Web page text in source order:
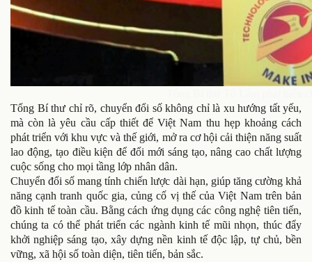
Tổng Bí thư chỉ rõ, chuyển đổi số không chỉ là xu hướng tất yếu,
mà còn là yêu cầu cấp thiết để Việt Nam thu hẹp khoảng cách
phát triển với khu vực và thế giới, mở ra cơ hội cải thiện năng suất
lao động, tạo điều kiện để đổi mới sáng tạo, nâng cao chất lượng
cuộc sống cho mọi tầng lớp nhân dân.
Chuyển đổi số mang tính chiến lược dài hạn, giúp tăng cường khả
năng cạnh tranh quốc gia, củng cố vị thế của Việt Nam trên bản
đồ kinh tế toàn cầu. Bằng cách ứng dụng các công nghệ tiên tiến,
chúng ta có thể phát triển các ngành kinh tế mũi nhọn, thúc đẩy
khởi nghiệp sáng tạo, xây dựng nền kinh tế độc lập, tự chủ, bền
vững, xã hội số toàn diện, tiên tiến, bản sắc.